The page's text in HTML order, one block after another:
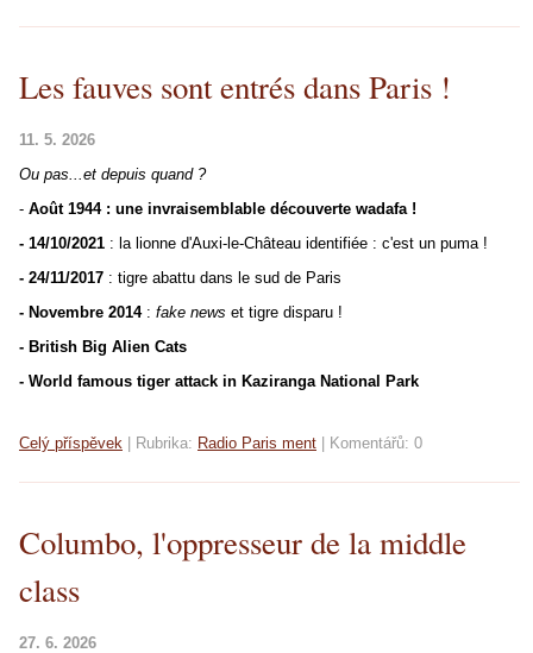
Les fauves sont entrés dans Paris !
11. 5. 2026
Ou pas...et depuis quand ?
- Août 1944 : une invraisemblable découverte wadafa !
- 14/10/2021 : la lionne d'Auxi-le-Château identifiée : c'est un puma !
- 24/11/2017 : tigre abattu dans le sud de Paris
- Novembre 2014 : fake news et tigre disparu !
- British Big Alien Cats
- World famous tiger attack in Kaziranga National Park
Celý příspěvek Rubrika: Radio Paris ment Komentářů: 0
Columbo, l'oppresseur de la middle
class
27. 6. 2026